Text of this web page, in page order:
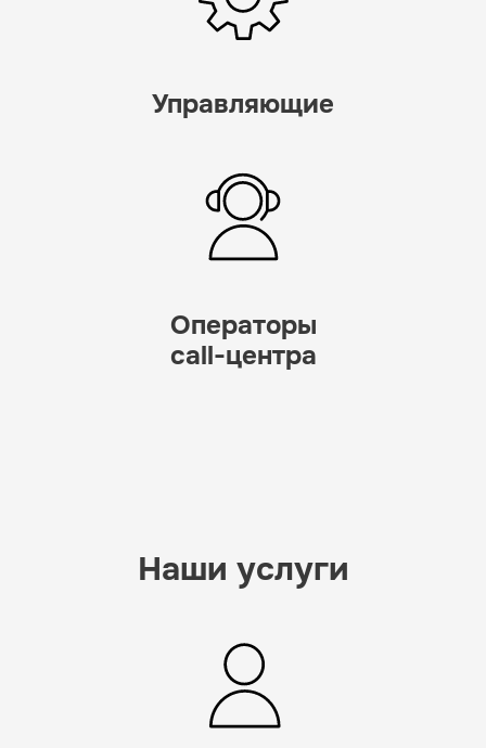
Управляющие
Операторы
call-центра
Наши услуги